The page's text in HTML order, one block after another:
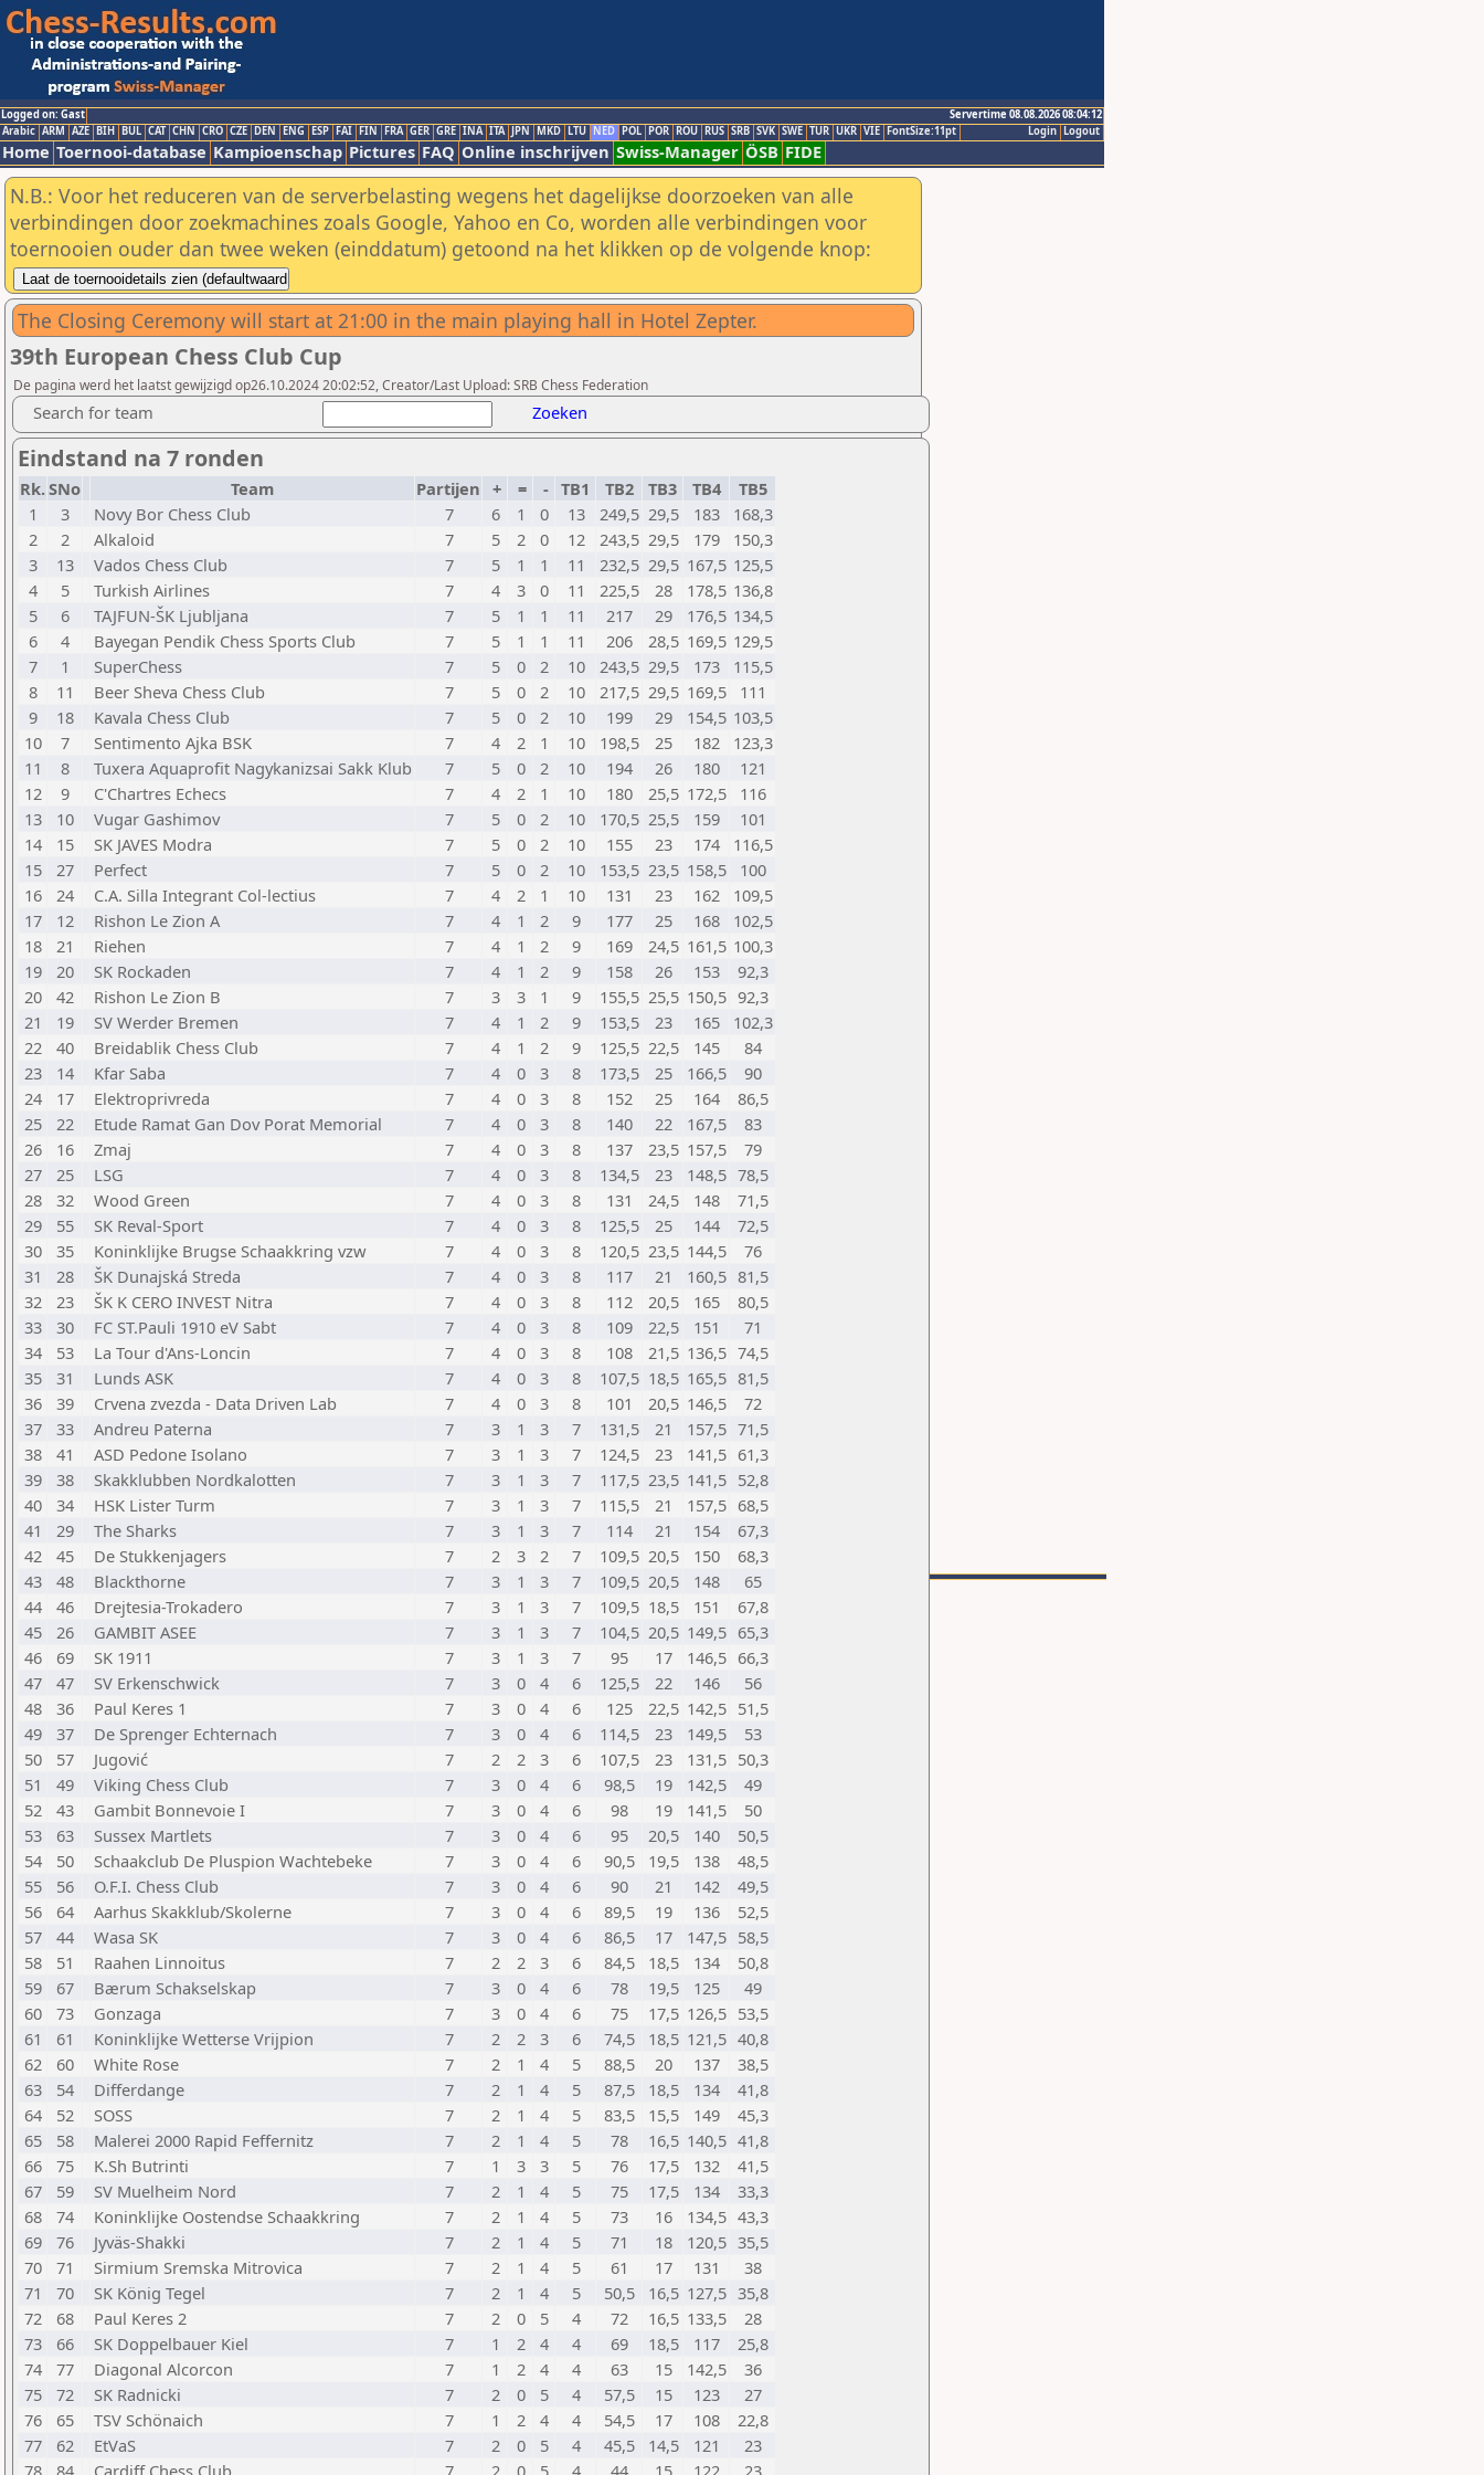
Logged on: Gast
Servertime 08.08.2026 08:04:12
Logout
Login
Arabic ARM AZE BIH BUL CAT CHN CRO CZE DEN ENG ESP FAI FIN FRA GER GRE INA ITA JPN MKD LTU NED POL POR ROU RUS SRB SVK SWE TUR UKR VIE FontSize:11pt
Home Toernooi-database Kampioenschap Pictures FAQ Online inschrijven Swiss-Manager ÖSB FIDE
N.B.: Voor het reduceren van de serverbelasting wegens het dagelijkse doorzoeken van alle
verbindingen door zoekmachines zoals Google, Yahoo en Co, worden alle verbindingen voor
toernooien ouder dan twee weken (einddatum) getoond na het klikken op de volgende knop:
The Closing Ceremony will start at 21:00 in the main playing hall in Hotel Zepter.
39th European Chess Club Cup
De pagina werd het laatst gewijzigd op26.10.2024 20:02:52, Creator/Last Upload: SRB Chess Federation
Search for team Zoeken
Eindstand na 7 ronden
Rk.SNo Team Partijen + = - TB1 TB2 TB3 TB4
TB5
1
3 Novy Bor Chess Club 7 6 1 0 13 249,5 29,5 183
168,3
2
2 Alkaloid 7 5 2 0 12 243,5 29,5 179
150,3
3
13 Vados Chess Club 7 5 1 1 11 232,5 29,5 167,5 125,5
4
5 Turkish Airlines 7 4 3 0 11 225,5 28 178,5 136,8
5
6 TAJFUN-ŠK Ljubljana 7 5 1 1 11 217 29 176,5 134,5
6
4 Bayegan Pendik Chess Sports Club 7 5 1 1 11 206 28,5 169,5 129,5
7
1 SuperChess 7 5 0 2 10 243,5 29,5 173
115,5
8
11 Beer Sheva Chess Club 7 5 0 2 10 217,5 29,5 169,5
111
9
18 Kavala Chess Club 7 5 0 2 10 199 29 154,5 103,5
10
7 Sentimento Ajka BSK 7 4 2 1 10 198,5 25 182
123,3
11
8 Tuxera Aquaprofit Nagykanizsai Sakk Klub 7 5 0 2 10 194 26 180
121
12
9 C'Chartres Echecs 7 4 2 1 10 180 25,5 172,5
116
13
10 Vugar Gashimov 7 5 0 2 10 170,5 25,5 159
101
14
15 SK JAVES Modra 7 5 0 2 10 155 23 174
116,5
15
27 Perfect 7 5 0 2 10 153,5 23,5 158,5
100
16
24 C.A. Silla Integrant Col-lectius 7 4 2 1 10 131 23 162
109,5
17
12 Rishon Le Zion A 7 4 1 2 9 177 25 168
102,5
18
21 Riehen 7 4 1 2 9 169 24,5 161,5 100,3
19
20 SK Rockaden 7 4 1 2 9 158 26 153
92,3
20
42 Rishon Le Zion B 7 3 3 1 9 155,5 25,5 150,5 92,3
21
19 SV Werder Bremen 7 4 1 2 9 153,5 23 165
102,3
22
40 Breidablik Chess Club 7 4 1 2 9 125,5 22,5 145
84
23
14 Kfar Saba 7 4 0 3 8 173,5 25 166,5
90
24
17 Elektroprivreda 7 4 0 3 8 152 25 164
86,5
25
22 Etude Ramat Gan Dov Porat Memorial 7 4 0 3 8 140 22 167,5
83
26
16 Zmaj 7 4 0 3 8 137 23,5 157,5
79
27
25 LSG 7 4 0 3 8 134,5 23 148,5 78,5
28
32 Wood Green 7 4 0 3 8 131 24,5 148
71,5
29
55 SK Reval-Sport 7 4 0 3 8 125,5 25 144
72,5
30
35 Koninklijke Brugse Schaakkring vzw 7 4 0 3 8 120,5 23,5 144,5
76
31
28 ŠK Dunajská Streda 7 4 0 3 8 117 21 160,5 81,5
32
23 ŠK K CERO INVEST Nitra 7 4 0 3 8 112 20,5 165
80,5
33
30 FC ST.Pauli 1910 eV Sabt 7 4 0 3 8 109 22,5 151
71
34
53 La Tour d'Ans-Loncin 7 4 0 3 8 108 21,5 136,5 74,5
35
31 Lunds ASK 7 4 0 3 8 107,5 18,5 165,5 81,5
36
39 Crvena zvezda - Data Driven Lab 7 4 0 3 8 101 20,5 146,5
72
37
33 Andreu Paterna 7 3 1 3 7 131,5 21 157,5 71,5
38
41 ASD Pedone Isolano 7 3 1 3 7 124,5 23 141,5 61,3
39
38 Skakklubben Nordkalotten 7 3 1 3 7 117,5 23,5 141,5 52,8
40
34 HSK Lister Turm 7 3 1 3 7 115,5 21 157,5 68,5
41
29 The Sharks 7 3 1 3 7 114 21 154
67,3
42
45 De Stukkenjagers 7 2 3 2 7 109,5 20,5 150
68,3
43
48 Blackthorne 7 3 1 3 7 109,5 20,5 148
65
44
46 Drejtesia-Trokadero 7 3 1 3 7 109,5 18,5 151
67,8
45
26 GAMBIT ASEE 7 3 1 3 7 104,5 20,5 149,5 65,3
46
69 SK 1911 7 3 1 3 7 95 17 146,5 66,3
47
47 SV Erkenschwick 7 3 0 4 6 125,5 22 146
56
48
36 Paul Keres 1 7 3 0 4 6 125 22,5 142,5 51,5
49
37 De Sprenger Echternach 7 3 0 4 6 114,5 23 149,5
53
50
57 Jugović 7 2 2 3 6 107,5 23 131,5 50,3
51
49 Viking Chess Club 7 3 0 4 6 98,5 19 142,5
49
52
43 Gambit Bonnevoie I 7 3 0 4 6 98 19 141,5
50
53
63 Sussex Martlets 7 3 0 4 6 95 20,5 140
50,5
54
50 Schaakclub De Pluspion Wachtebeke 7 3 0 4 6 90,5 19,5 138
48,5
55
56 O.F.I. Chess Club 7 3 0 4 6 90 21 142
49,5
56
64 Aarhus Skakklub/Skolerne 7 3 0 4 6 89,5 19 136
52,5
57
44 Wasa SK 7 3 0 4 6 86,5 17 147,5 58,5
58
51 Raahen Linnoitus 7 2 2 3 6 84,5 18,5 134
50,8
59
67 Bærum Schakselskap 7 3 0 4 6 78 19,5 125
49
60
73 Gonzaga 7 3 0 4 6 75 17,5 126,5 53,5
61
61 Koninklijke Wetterse Vrijpion 7 2 2 3 6 74,5 18,5 121,5 40,8
62
60 White Rose 7 2 1 4 5 88,5 20 137
38,5
63
54 Differdange 7 2 1 4 5 87,5 18,5 134
41,8
64
52 SOSS 7 2 1 4 5 83,5 15,5 149
45,3
65
58 Malerei 2000 Rapid Feffernitz 7 2 1 4 5 78 16,5 140,5 41,8
66
75 K.Sh Butrinti 7 1 3 3 5 76 17,5 132
41,5
67
59 SV Muelheim Nord 7 2 1 4 5 75 17,5 134
33,3
68
74 Koninklijke Oostendse Schaakkring 7 2 1 4 5 73 16 134,5 43,3
69
76 Jyväs-Shakki 7 2 1 4 5 71 18 120,5 35,5
70
71 Sirmium Sremska Mitrovica 7 2 1 4 5 61 17 131
38
71
70 SK König Tegel 7 2 1 4 5 50,5 16,5 127,5 35,8
72
68 Paul Keres 2 7 2 0 5 4 72 16,5 133,5
28
73
66 SK Doppelbauer Kiel 7 1 2 4 4 69 18,5 117
25,8
74
77 Diagonal Alcorcon 7 1 2 4 4 63 15 142,5
36
75
72 SK Radnicki 7 2 0 5 4 57,5 15 123
27
76
65 TSV Schönaich 7 1 2 4 4 54,5 17 108
22,8
77
62 EtVaS 7 2 0 5 4 45,5 14,5 121
23
78
84 Cardiff Chess Club 7 2 0 5 4 44 15 122 23